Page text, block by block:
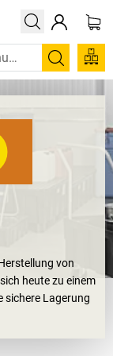
Suchen
von
heute zu einem
sichere Lagerung
spezifischen